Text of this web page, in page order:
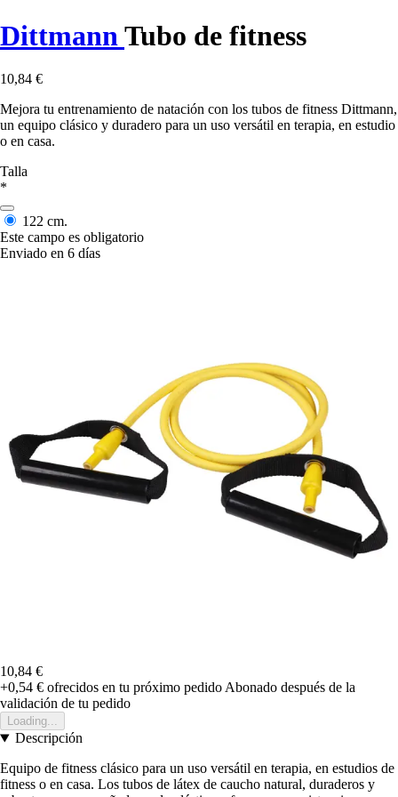
Dittmann Tubo de fitness
10,84 €
Mejora tu entrenamiento de natación con los tubos de fitness Dittmann,
un equipo clásico y duradero para un uso versátil en terapia, en estudio
o en casa.
Talla
*
122 cm.
Este campo es obligatorio
Enviado en 6 días
10,84 €
+0,54 € ofrecidos en tu próximo pedido Abonado después de la
validación de tu pedido
Loading...
Descripción
Equipo de fitness clásico para un uso versátil en terapia, en estudios de
fitness o en casa. Los tubos de látex de caucho natural, duraderos y